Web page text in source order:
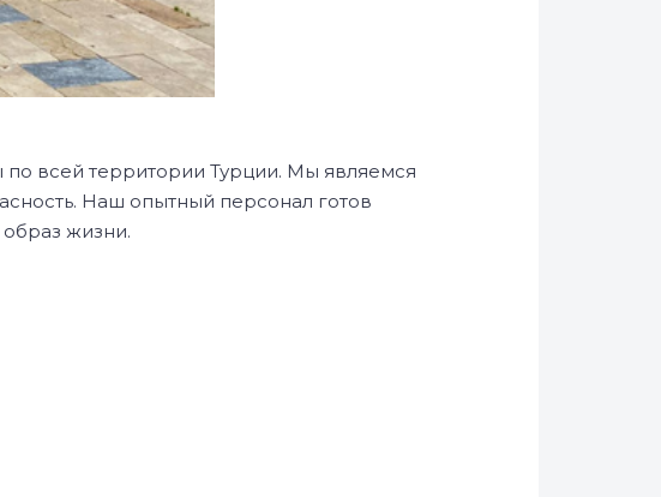
по всей территории Турции. Мы являемся
Наш опытный персонал готов
жизни.